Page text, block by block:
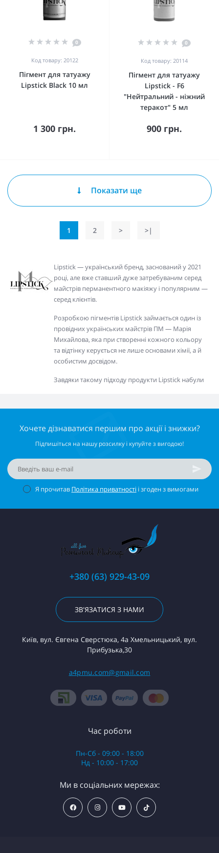
0
Код товару: 20122
Пігмент для татуажу
Lipstick Black 10 мл
1 300 грн.
0
Код товару: 20114
Пігмент для татуажу
Lipstick - F6
"Нейтральний - ніжний
теракот" 5 мл
900 грн.
Показати ще
1 2 > >|
Lipstick — український бренд, заснований у 2021
році, але вже ставший дуже затребуваним серед
майстрів перманентного макіяжу і популярним —
серед клієнтів.
Розробкою пігментів Lipstick займається один із
провідних українських майстрів ПМ — Марія
Михайлова, яка при створенні кожного кольору
та відтінку керується не лише основами хімії, а й
особистим досвідом.
Завдяки такому підходу продукти Lipstick набули
ефектних кольорів.
Хочете дізнаватися першим про акції і знижки?
Підпишіться на нашу розсилку і купуйте з вигодою!
Я прочитав Політика приватності і згоден з вимогами
+380 (63) 929-43-09
ЗВ'ЯЗАТИСЯ З НАМИ
Київ, вул. Євгена Сверстюка, 4а Хмельницький, вул.
Прибузька,30
a4pmu.com@gmail.com
Час роботи
Пн-Сб - 09:00 - 18:00
Нд - 10:00 - 17:00
Ми в соціальних мережах: